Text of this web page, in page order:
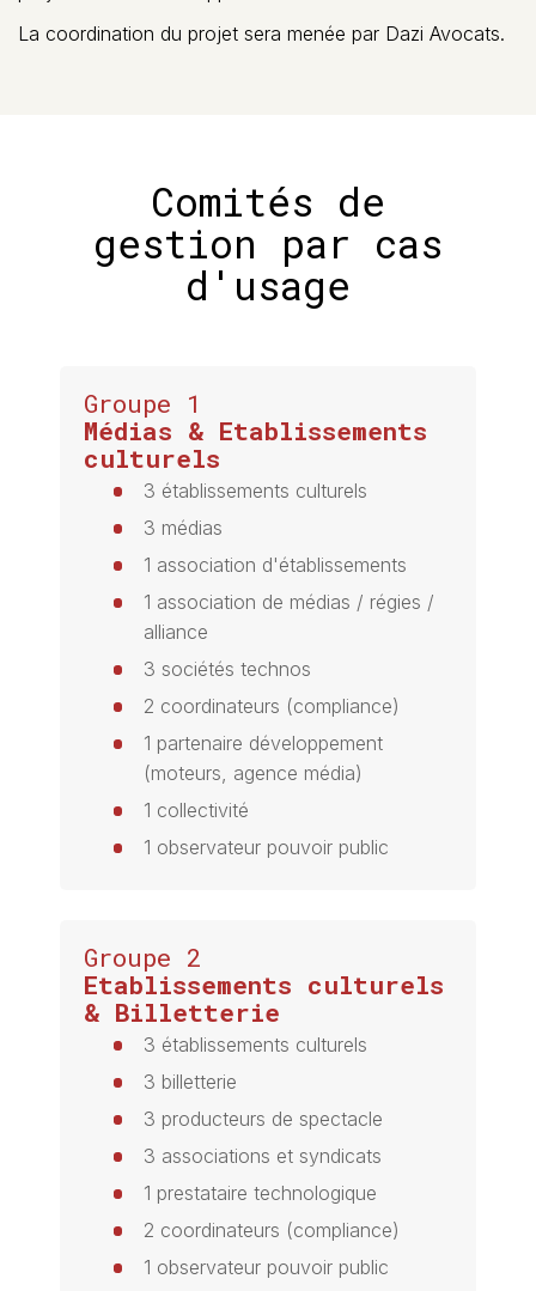
La coordination du projet sera menée par Dazi Avocats.
Comités de
gestion par cas
d'usage
Groupe 1
Médias & Etablissements
culturels
3 établissements culturels
3 médias
1 association d'établissements
1 association de médias / régies /
alliance
3 sociétés technos
2 coordinateurs (compliance)
1 partenaire développement
(moteurs, agence média)
1 collectivité
1 observateur pouvoir public
Groupe 2
Etablissements culturels
& Billetterie
3 établissements culturels
3 billetterie
3 producteurs de spectacle
3 associations et syndicats
1 prestataire technologique
2 coordinateurs (compliance)
1 observateur pouvoir public